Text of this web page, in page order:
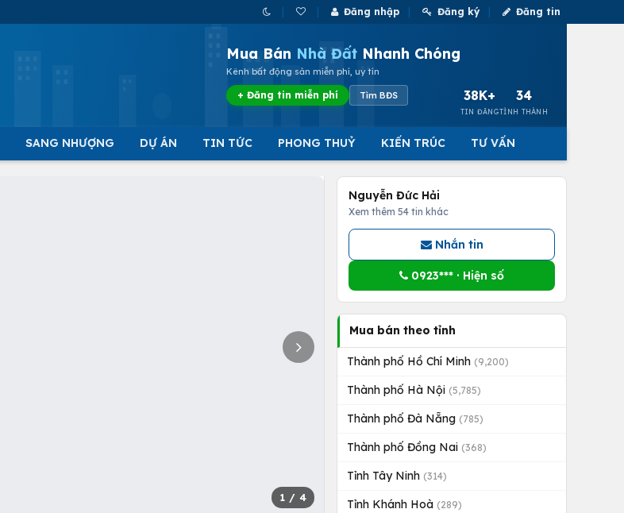
Đăng nhập Đăng ký Đăng tin
Mua Bán Nhà Đất Nhanh Chóng
Kênh bất động sản miễn phí, uy tín
+ Đăng tin miễn phí Tìm BĐS 38K+
TIN ĐĂNG
34
TỈNH THÀNH
SANG NHƯỢNG DỰ ÁN TIN TỨC PHONG THUỶ KIẾN TRÚC TƯ VẤN
1 / 4
Nguyễn Đức Hải
Xem thêm 54 tin khác
Nhắn tin
0923*** · Hiện số
Mua bán theo tỉnh
Thành phố Hồ Chí Minh (9,200)
Thành phố Hà Nội (5,785)
Thành phố Đà Nẵng (785)
Thành phố Đồng Nai (368)
Tỉnh Tây Ninh (314)
Tỉnh Khánh Hoà (289)